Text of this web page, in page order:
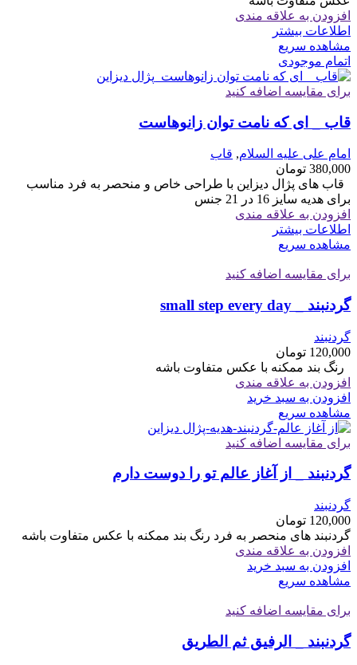
افزودن به علاقه مندی
اطلاعات بیشتر
مشاهده سریع
اتمام موجودی
برای مقایسه اضافه کنید
قاب _ ای که نامت توان زانوهاست
امام علی علیه السلام, قاب
380,000 تومان
قاب های پژال دیزاین با طراحی خاص و منحصر به فرد مناسب
برای هدیه سایز 16 در 21 جنس
افزودن به علاقه مندی
اطلاعات بیشتر
مشاهده سریع
برای مقایسه اضافه کنید
گردنبند _ small step every day
گردنبند
120,000 تومان
رنگ بند ممکنه با عکس متفاوت باشه
افزودن به علاقه مندی
افزودن به سبد خرید
مشاهده سریع
برای مقایسه اضافه کنید
گردنبند _ از آغاز عالم تو را دوست دارم
گردنبند
120,000 تومان
گردنبند های منحصر به فرد رنگ بند ممکنه با عکس متفاوت باشه
افزودن به علاقه مندی
افزودن به سبد خرید
مشاهده سریع
برای مقایسه اضافه کنید
گردنبند _ الرفیق ثم الطریق